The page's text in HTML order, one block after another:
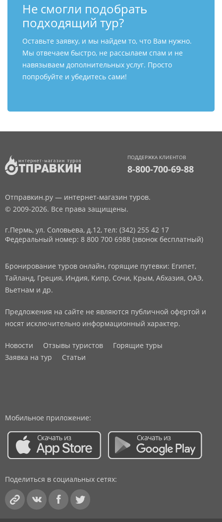
Не смогли подобрать
подходящий тур?
Оставьте заявку, и мы найдем то, что Вам нужно.
Мы отвечаем быстро, не рассылаем спам и не
навязываем дополнительных услуг. Просто
попробуйте и убедитесь сами!
ПОДДЕРЖКА КЛИЕНТОВ
8-800-700-69-88
Отправкин.ру — интернет-магазин туров.
© 2009-2026. Все права защищены.
г.Пермь, ул. Соловьева, д.12, тел: (342) 255 42 17
Федеральный номер: 8 800 700 6988 (звонок бесплатный)
Бронирование туров онлайн, горящие путевки: Египет,
Тайланд, Греция, Индия, Кипр, Сочи, Крым, Абхазия, ОАЭ,
Вьетнам и др.
Предложения на сайте не являются публичной офертой и
носят исключительно информационный характер.
Новости Отзывы туристов
Горящие туры
Заявка на тур
Статьи
Мобильное приложение:
Поделиться в социальных сетях: